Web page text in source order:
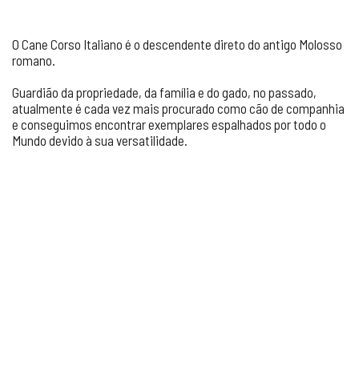
O Cane Corso Italiano é o descendente direto do antigo Molosso
romano.
Guardião da propriedade, da família e do gado, no passado,
atualmente é cada vez mais procurado como cão de companhia
e conseguimos encontrar exemplares espalhados por todo o
Mundo devido à sua versatilidade.